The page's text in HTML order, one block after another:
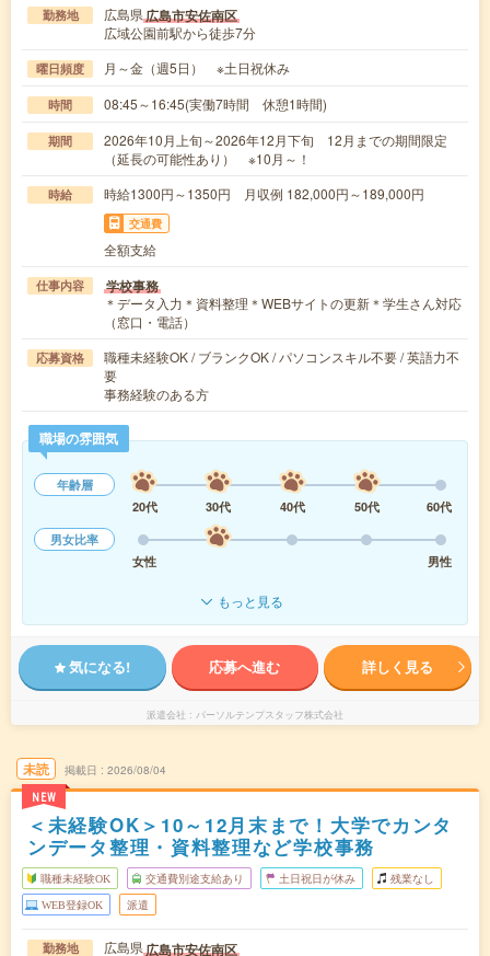
勤務地 広島県広島市安佐南区
広域公園前駅から徒歩7分
曜日頻度 月～金（週5日） ※土日祝休み
時間 08:45～16:45(実働7時間 休憩1時間)
期間
2026年10月上旬～2026年12月下旬 12月までの期間限定
（延長の可能性あり） ※10月～！
時給 時給1300円～1350円 月収例 182,000円～189,000円
交通費
全額支給
仕事内容 学校事務
＊データ入力＊資料整理＊WEBサイトの更新＊学生さん対応
（窓口・電話）
応募資格
職種未経験OK / ブランクOK / パソコンスキル不要 / 英語力不
要
事務経験のある方
職場の雰囲気
年齢層
20代
30代 40代 50代
60代
男女比率
女性
男性
もっと見る
気になる! 応募へ進む 詳しく見る
派遣会社 パーソルテンプスタッフ株式会社
未読
NEW
掲載日 2026/08/04
＜未経験OK＞10～12月末まで！大学でカンタ
ンデータ整理・資料整理など学校事務
職種未経験OK 交通費別途支給あり 土日祝日が休み 残業なし
WEB登録OK 派遣
勤務地 広島県広島市安佐南区